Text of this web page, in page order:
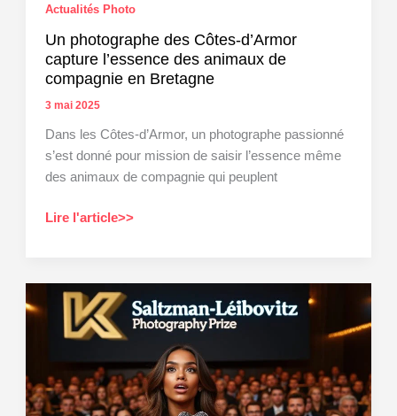
Actualités Photo
Un photographe des Côtes-d’Armor
capture l’essence des animaux de
compagnie en Bretagne
3 mai 2025
Dans les Côtes-d’Armor, un photographe passionné
s’est donné pour mission de saisir l’essence même
des animaux de compagnie qui peuplent
Un
Côtes-
d’Armor
capture
l’essence
animaux
de
Lire l'article>>